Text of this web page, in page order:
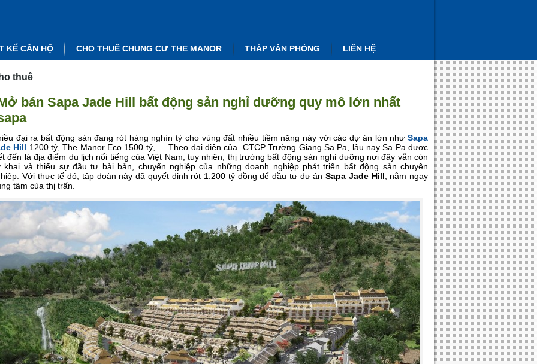
KẾ CĂN HỘ CHO THUÊ CHUNG CƯ THE MANOR THÁP VĂN PHÒNG LIÊN HỆ
thuê
bán Sapa Jade Hill bất động sản nghỉ dưỡng quy mô lớn nhất
đại ra bất động sản đang rót hàng nghìn tỷ cho vùng đất nhiều tiềm năng này với các dự án lớn như Sapa
Hill 1200 tỷ, The Manor Eco 1500 tỷ,… Theo đại diện của CTCP Trường Giang Sa Pa, lâu nay Sa Pa được
đến là địa điểm du lịch nổi tiếng của Việt Nam, tuy nhiên, thị trường bất động sản nghỉ dưỡng nơi đây vẫn còn
khai và thiếu sự đầu tư bài bản, chuyển nghiệp của những doanh nghiệp phát triển bất động sản chuyên
Với thực tế đó, tập đoàn này đã quyết định rót 1.200 tỷ đồng để đầu tư dự án Sapa Jade Hill , nằm ngay
tâm của thị trấn.